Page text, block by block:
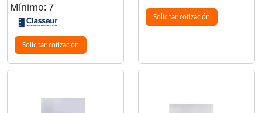
Mínimo: 7
Solicitar cotización
Solicitar cotización